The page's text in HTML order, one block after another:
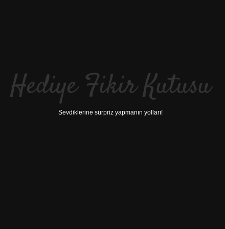
Hediye Fikir Kutusu
Sevdiklerine sürpriz yapmanın yolları!